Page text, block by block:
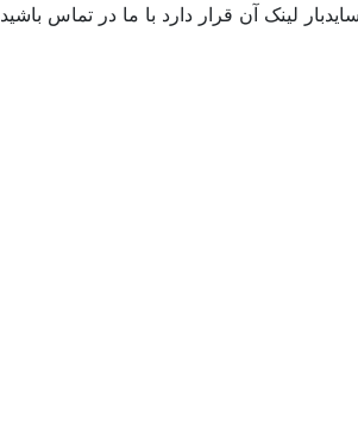
لینک آن قرار دارد با ما در تماس باشید